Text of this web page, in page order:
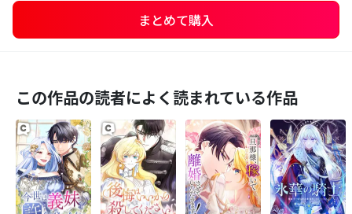
まとめて購入
この作品の読者によく読まれている作品